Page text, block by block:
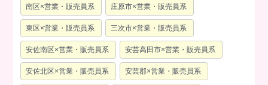
南区×営業・販売員系 庄原市×営業・販売員系
東区×営業・販売員系 三次市×営業・販売員系
安佐南区×営業・販売員系 安芸高田市×営業・販売員系
安佐北区×営業・販売員系 安芸郡×営業・販売員系